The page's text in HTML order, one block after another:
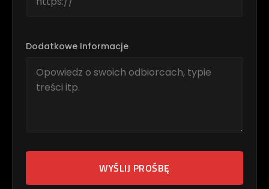
Dodatkowe Informacje
WYŚLIJ PROŚBĘ